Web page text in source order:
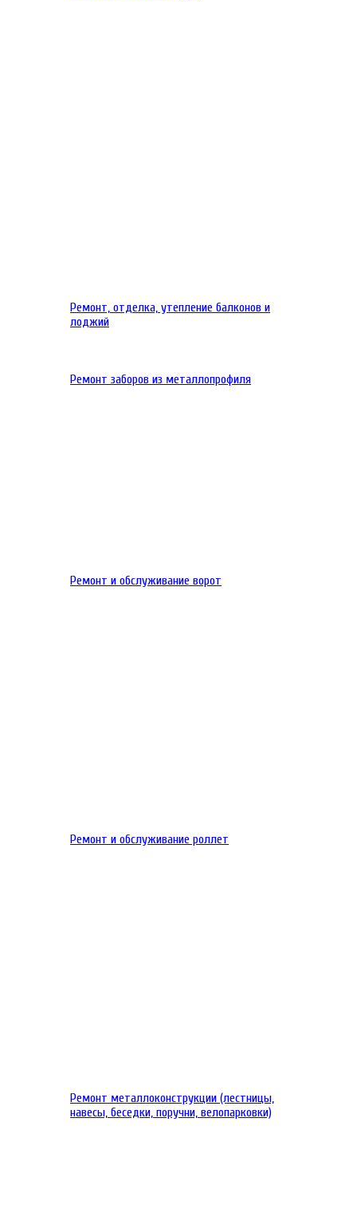
Ремонт, отделка, утепление балконов и
лоджий
Ремонт заборов из металлопрофиля
Ремонт и обслуживание ворот
Ремонт и обслуживание роллет
Ремонт металлоконструкции (лестницы,
навесы, беседки, поручни, велопарковки)